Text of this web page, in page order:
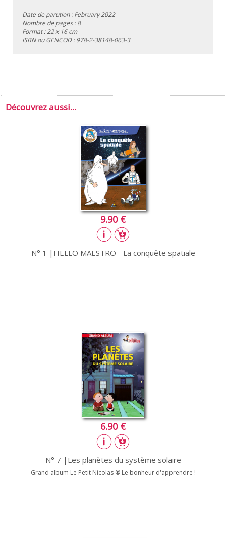
Date de parution : February 2022
Nombre de pages : 8
Format : 22 x 16 cm
ISBN ou GENCOD :978-2-38148-063-3
Découvrez aussi...
9.90 €
N° 1 |HELLO MAESTRO - La conquête spatiale
6.90 €
N° 7 |Les planètes du système solaire
Grand album Le Petit Nicolas ® Le bonheur d'apprendre !